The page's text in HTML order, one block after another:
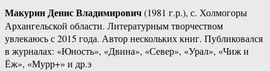
Макурин Денис Владимирович(1981 г.р.), с. Холмогоры
Архангельской области. Литературным творчеством
увлекаюсь с 2015 года. Автор нескольких книг. Публиковался
в журналах: «Юность», «Двина», «Север», «Урал», «Чиж и
Ёж», «Мурр+» и др.э